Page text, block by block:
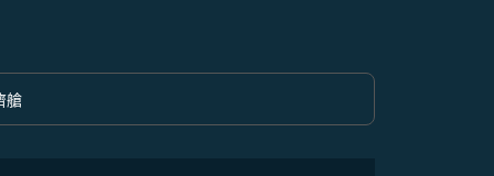
option 經濟艙 Selected
艙